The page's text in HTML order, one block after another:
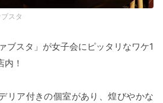
スタ
ブスタ」が女子会にピッタリなワケ1
！
リア付きの個室があり、煌びやかな